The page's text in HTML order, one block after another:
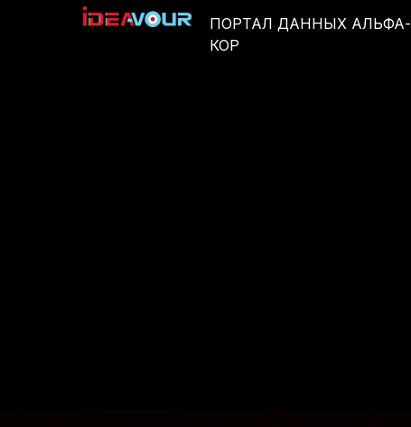
ПОРТАЛ ДАННЫХ АЛЬФА-
КОР